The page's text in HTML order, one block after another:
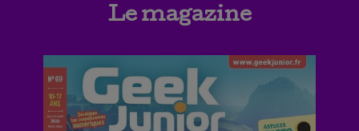
Le magazine